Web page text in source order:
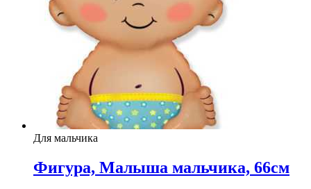
Для мальчика
Фигура, Малыша мальчика, 66см